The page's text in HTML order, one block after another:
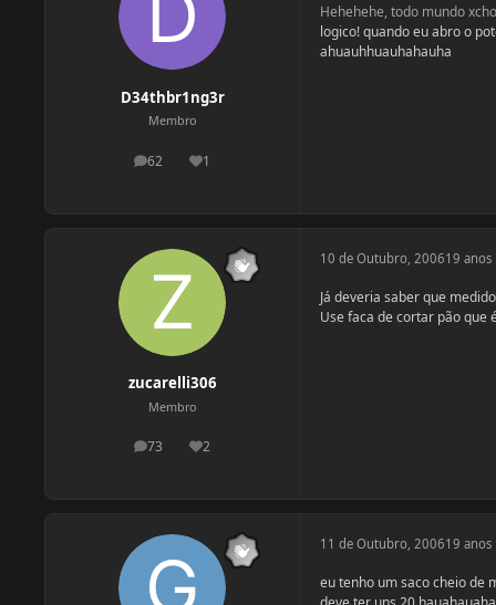
D34thbr1ng3r
Membro
62
postagens1
Reputação
Hehehehe, todo mundo
logico! quando eu abro o
ahuauhhuauhahauha
zucarelli306
Membro
73
postagens
2
Reputação
10 de Outubro, 200619 anos
Já deveria saber que
Use faca de cortar pão que
11 de Outubro, 200619 anos
eu tenho um saco cheio de